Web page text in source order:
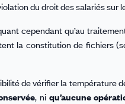
du droit des salariés sur
cependant qu’au
la constitution de fichiers
de vérifier la température
, ni qu’aucune